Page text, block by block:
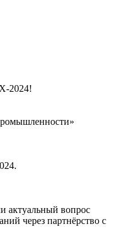
2024!
актуальный вопрос
через партнёрство с